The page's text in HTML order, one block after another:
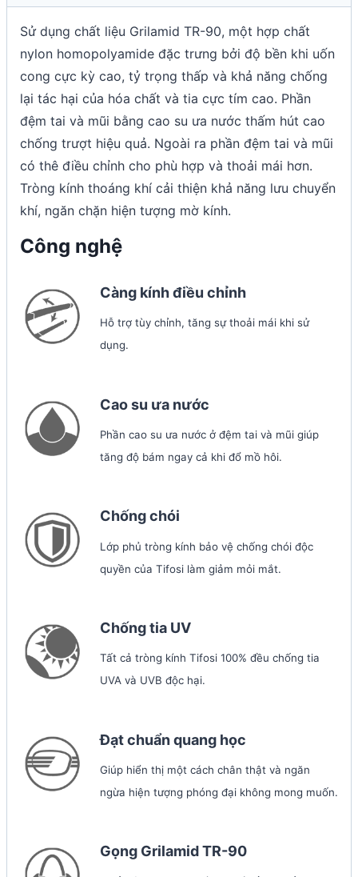
Sử dụng chất liệu Grilamid TR-90, một hợp chất
nylon homopolyamide đặc trưng bởi độ bền khi uốn
cong cực kỳ cao, tỷ trọng thấp và khả năng chống
lại tác hại của hóa chất và tia cực tím cao. Phần
đệm tai và mũi bằng cao su ưa nước thấm hút cao
chống trượt hiệu quả. Ngoài ra phần đệm tai và mũi
có thê điều chỉnh cho phù hợp và thoải mái hơn.
Tròng kính thoáng khí cải thiện khả năng lưu chuyển
khí, ngăn chặn hiện tượng mờ kính.
Công nghệ
Càng kính điều chỉnh
Hỗ trợ tùy chỉnh, tăng sự thoải mái khi sử
dụng.
Cao su ưa nước
Phần cao su ưa nước ở đệm tai và mũi giúp
tăng độ bám ngay cả khi đổ mồ hôi.
Chống chói
Lớp phủ tròng kính bảo vệ chống chói độc
quyền của Tifosi làm giảm mỏi mắt.
Chống tia UV
Tất cả tròng kính Tifosi 100% đều chống tia
UVA và UVB độc hại.
Đạt chuẩn quang học
Giúp hiển thị một cách chân thật và ngăn
ngừa hiện tượng phóng đại không mong muốn.
Gọng Grilamid TR-90